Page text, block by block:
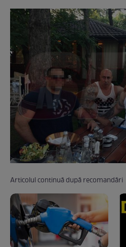
Articolul continuă după recomandări